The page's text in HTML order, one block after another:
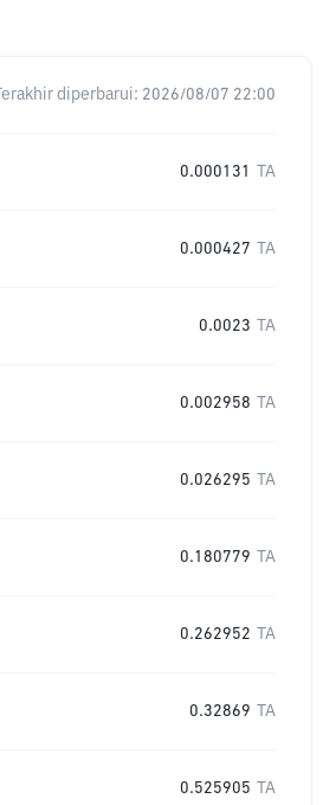
Terakhir diperbarui: 2026/08/07 22:00
0.000131 TA
0.000427 TA
0.0023 TA
0.002958 TA
0.026295 TA
0.180779 TA
0.262952 TA
0.32869 TA
0.525905 TA